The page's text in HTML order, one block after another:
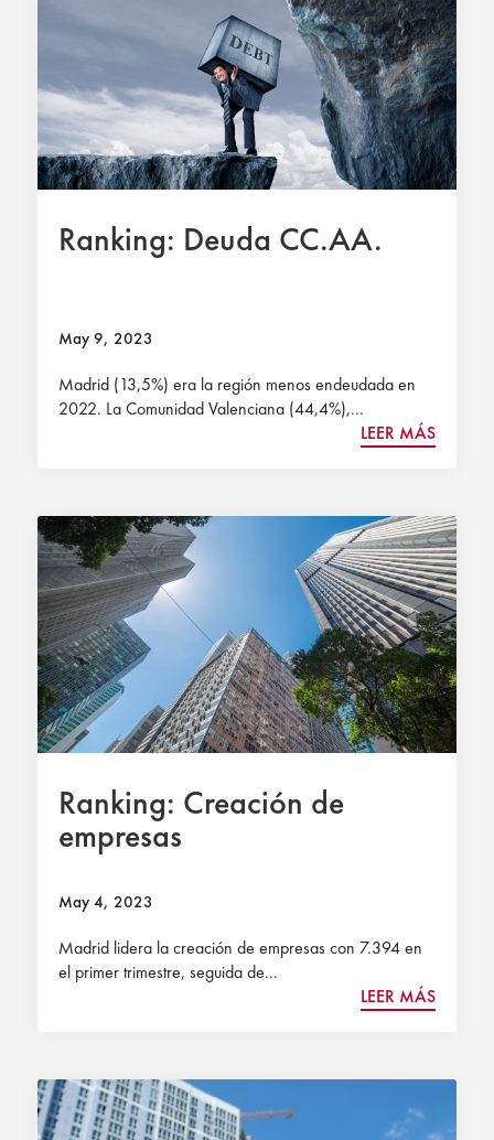
Ranking: Deuda CC.AA.
May 9, 2023
Madrid (13,5%) era la región menos endeudada en
2022. La Comunidad Valenciana (44,4%),...
LEER MÁS
Ranking: Creación de
empresas
May 4, 2023
Madrid lidera la creación de empresas con 7.394 en
el primer trimestre, seguida de...
LEER MÁS